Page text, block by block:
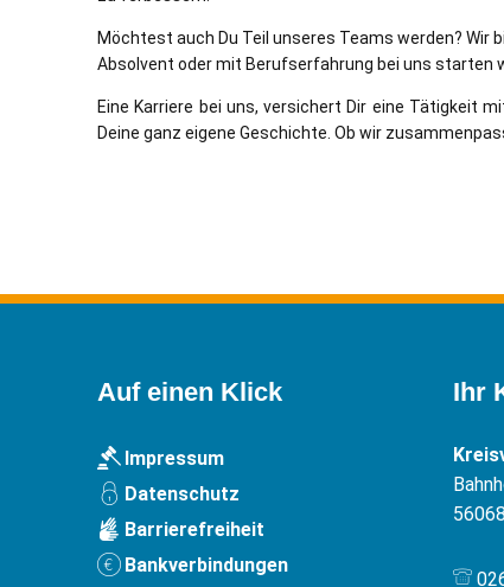
Möchtest auch Du Teil unseres Teams werden?
Absolvent oder mit Berufserfahrung bei uns starten
Eine Karriere bei uns, versichert Dir eine Tätigkeit
Deine ganz eigene Geschichte. Ob wir
Auf einen Klick
Impressum
Datenschutz
Barrierefreiheit
Bankverbindungen
Ihr